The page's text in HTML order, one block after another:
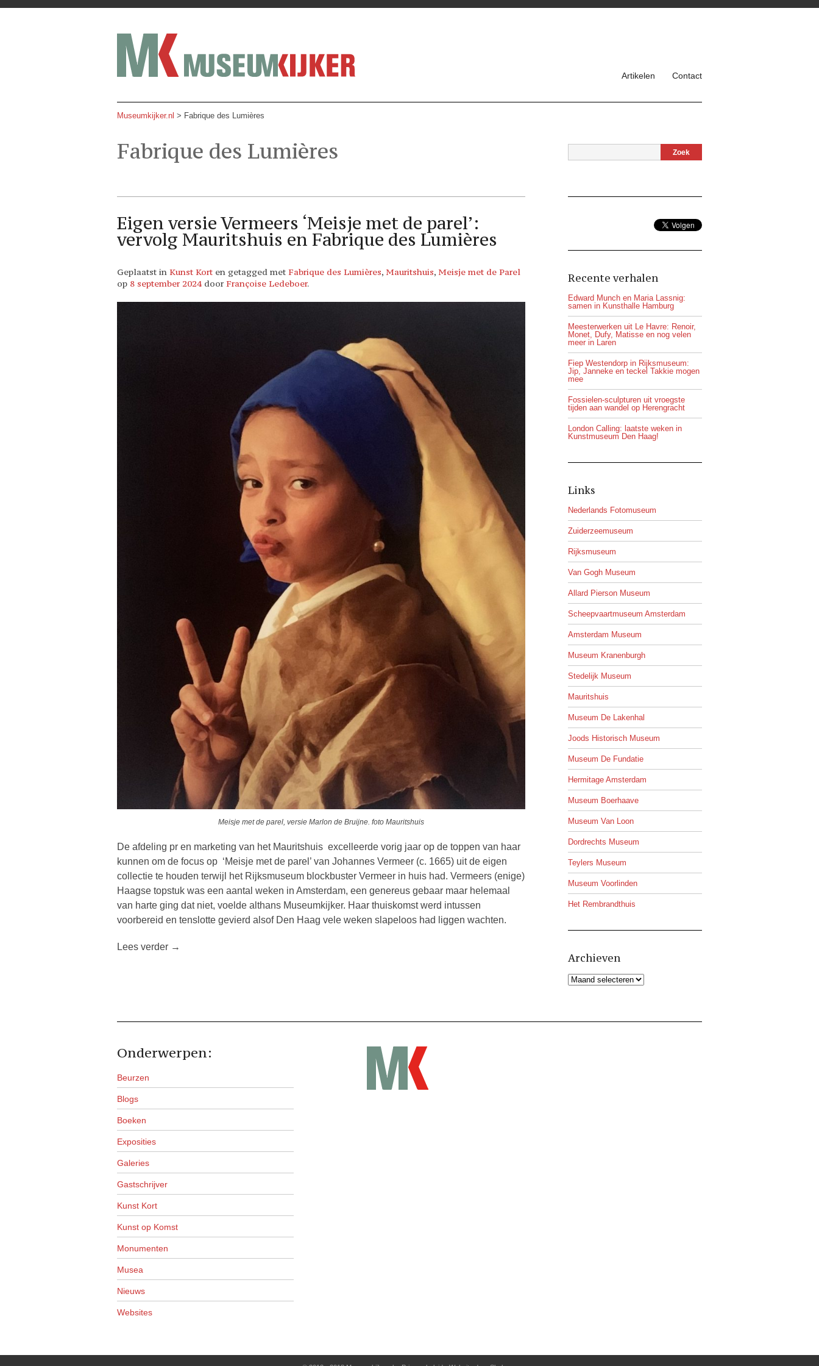
Artikelen Contact
Museumkijker.nl > Fabrique des Lumières
Fabrique des Lumières
Eigen versie Vermeers ‘Meisje met de parel’:
vervolg Mauritshuis en Fabrique des Lumières
Geplaatst in Kunst Kort en getagged met Fabrique des Lumières, Mauritshuis, Meisje met de Parel
op 8 september 2024door Françoise Ledeboer.
Meisje met de parel, versie Marlon de Bruijne. foto Mauritshuis
De afdeling pr en marketing van het Mauritshuis excelleerde vorig jaar op de toppen van haar
kunnen om de focus op ‘Meisje met de parel’ van Johannes Vermeer (c. 1665) uit de eigen
collectie te houden terwijl het Rijksmuseum blockbuster Vermeer in huis had. Vermeers (enige)
Haagse topstuk was een aantal weken in Amsterdam, een genereus gebaar maar helemaal
van harte ging dat niet, voelde althans Museumkijker. Haar thuiskomst werd intussen
voorbereid en tenslotte gevierd alsof Den Haag vele weken slapeloos had liggen wachten.
Lees verder →
Recente verhalen
Edward Munch en Maria Lassnig:
samen in Kunsthalle Hamburg
Meesterwerken uit Le Havre: Renoir,
Monet, Dufy, Matisse en nog velen
meer in Laren
Fiep Westendorp in Rijksmuseum:
Jip, Janneke en teckel Takkie mogen
mee
Fossielen-sculpturen uit vroegste
tijden aan wandel op Herengracht
London Calling: laatste weken in
Kunstmuseum Den Haag!
Links
Nederlands Fotomuseum
Zuiderzeemuseum
Rijksmuseum
Van Gogh Museum
Allard Pierson Museum
Scheepvaartmuseum Amsterdam
Amsterdam Museum
Museum Kranenburgh
Stedelijk Museum
Mauritshuis
Museum De Lakenhal
Joods Historisch Museum
Museum De Fundatie
Hermitage Amsterdam
Museum Boerhaave
Museum Van Loon
Dordrechts Museum
Teylers Museum
Museum Voorlinden
Het Rembrandthuis
Archieven
Archieven
Onderwerpen:
Beurzen
Blogs
Boeken
Exposities
Galeries
Gastschrijver
Kunst Kort
Kunst op Komst
Monumenten
Musea
Nieuws
Websites